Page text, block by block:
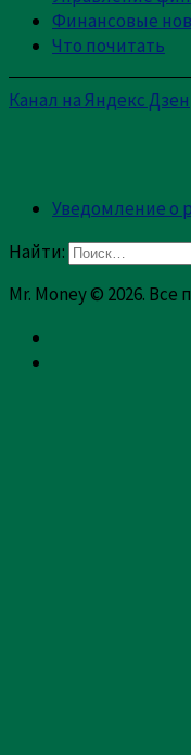
Финансовые
Что почитать
Канал на Яндекс Дзен
Уведомление о
Найти:
Mr. Money © 2026.